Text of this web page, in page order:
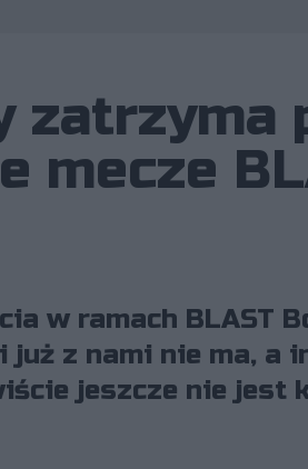
mecze
w ramach BLAST
z nami nie ma, a
jeszcze nie jest